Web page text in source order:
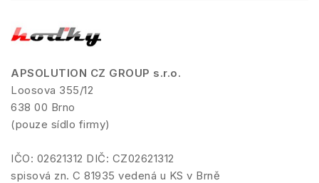
APSOLUTION CZ GROUP s.r.o.
Loosova 355/12
638 00 Brno
(pouze sídlo firmy)
IČO: 02621312 DIČ: CZ02621312
spisová zn. C 81935 vedená u KS v Brně